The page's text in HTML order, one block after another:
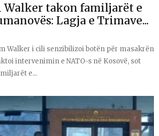
Walker takon familjarët e
Lagja e Trimave...
Walker i cili senzibilizoi botën për masakrën
intervenimin e NATO-s në Kosovë, sot
e...